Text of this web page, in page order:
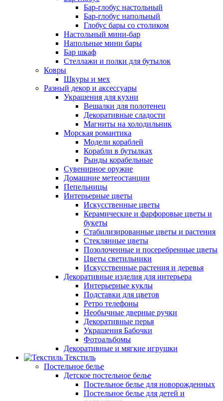
Бар-глобус настольный
Бар-глобус напольный
Глобус бары со столиком
Настольный мини-бар
Напольные мини бары
Бар шкаф
Стеллажи и полки для бутылок
Ковры
Шкуры и мех
Разный декор и аксессуары
Украшения для кухни
Вешалки для полотенец
Декоративные сладости
Магниты на холодильник
Морская романтика
Модели кораблей
Корабли в бутылках
Рынды корабельные
Сувенирное оружие
Домашние метеостанции
Пепельницы
Интерьерные цветы
Искусственные цветы
Керамические и фарфоровые цветы и
букеты
Стабилизированные цветы и растения
Стеклянные цветы
Позолоченные и посеребренные цветы
Цветы светильники
Искусственные растения и деревья
Декоративные изделия для интерьера
Интерьерные куклы
Подставки для цветов
Ретро телефоны
Необычные дверные ручки
Декоративные перья
Украшения Бабочки
Фотоальбомы
Декоративные и мягкие игрушки
Текстиль
Постельное белье
Детское постельное белье
Постельное белье для новорожденных
Постельное белье для детей и